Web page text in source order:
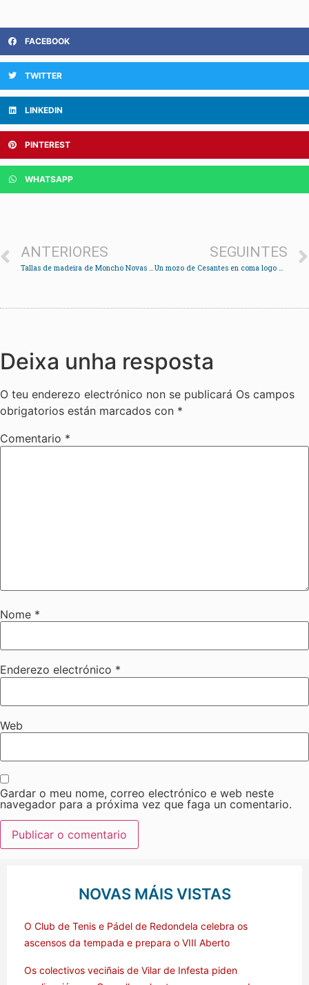
FACEBOOK
TWITTER
LINKEDIN
PINTEREST
WHATSAPP
ANTERIORES
Tallas de madeira de Moncho Novas no Multiusos
SEGUINTES
Un mozo de Cesantes en coma logo de ser atropelado ás portas da discoteca La Fábrica
Deixa unha resposta
O teu enderezo electrónico non se publicará Os campos
obrigatorios están marcados con *
Comentario *
Nome *
Enderezo electrónico *
Web
Gardar o meu nome, correo electrónico e web neste
navegador para a próxima vez que faga un comentario.
NOVAS MÁIS VISTAS
O Club de Tenis e Pádel de Redondela celebra os
ascensos da tempada e prepara o VIII Aberto
Os colectivos veciñais de Vilar de Infesta piden